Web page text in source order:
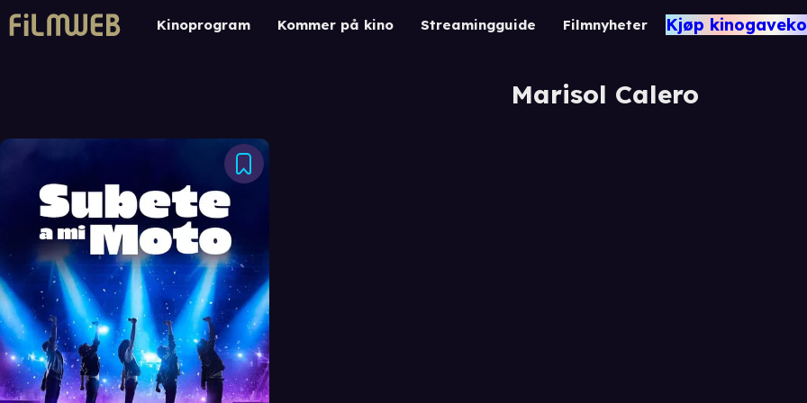
Kinoprogram Kommer på kino Streamingguide Filmnyheter Kjøp
Marisol Calero